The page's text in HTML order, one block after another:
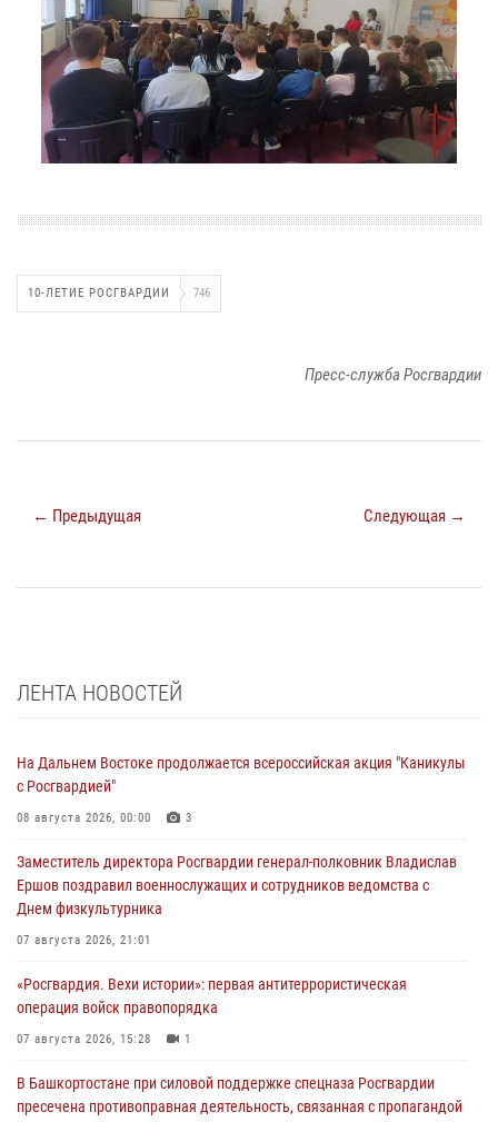
10-ЛЕТИЕ РОСГВАРДИИ 746
Пресс-служба Росгвардии
← Предыдущая Следующая →
ЛЕНТА НОВОСТЕЙ
На Дальнем Востоке продолжается всероссийская акция "Каникулы
с Росгвардией"
08 августа 2026, 00:00 3
Заместитель директора Росгвардии генерал-полковник Владислав
Ершов поздравил военнослужащих и сотрудников ведомства с
Днем физкультурника
07 августа 2026, 21:01
«Росгвардия. Вехи истории»: первая антитеррористическая
операция войск правопорядка
07 августа 2026, 15:28 1
В Башкортостане при силовой поддержке спецназа Росгвардии
пресечена противоправная деятельность, связанная с пропагандой